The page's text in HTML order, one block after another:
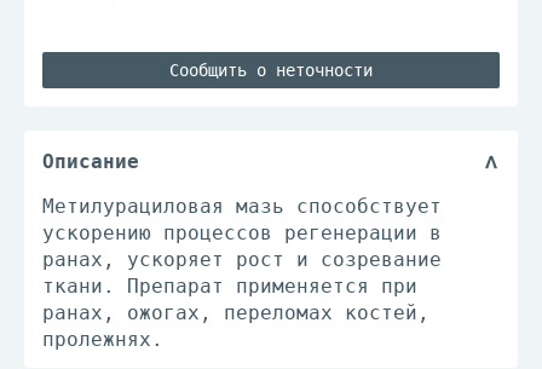
Сообщить о неточности
Описание
Метилурациловая мазь способствует
ускорению процессов регенерации в
ранах, ускоряет рост и созревание
ткани. Препарат применяется при
ранах, ожогах, переломах костей,
пролежнях.